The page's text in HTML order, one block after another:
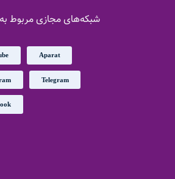
شبکه‌های مجازی مربوط به
Aparat
Telegram